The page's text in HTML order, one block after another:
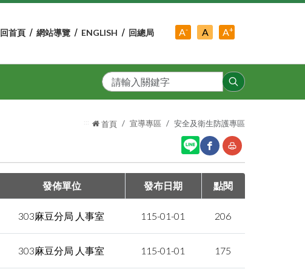
回首頁 網站導覽 ENGLISH 回總局 A-
級
A中
A+
級
搜
尋
::: 首頁 宣導專區 安全及衛生防護專區
網
站
分
享
至
友
善
印
發佈單位 發布日期 點閱
303麻豆分局 人事室 115-01-01 206
303麻豆分局 人事室 115-01-01 175